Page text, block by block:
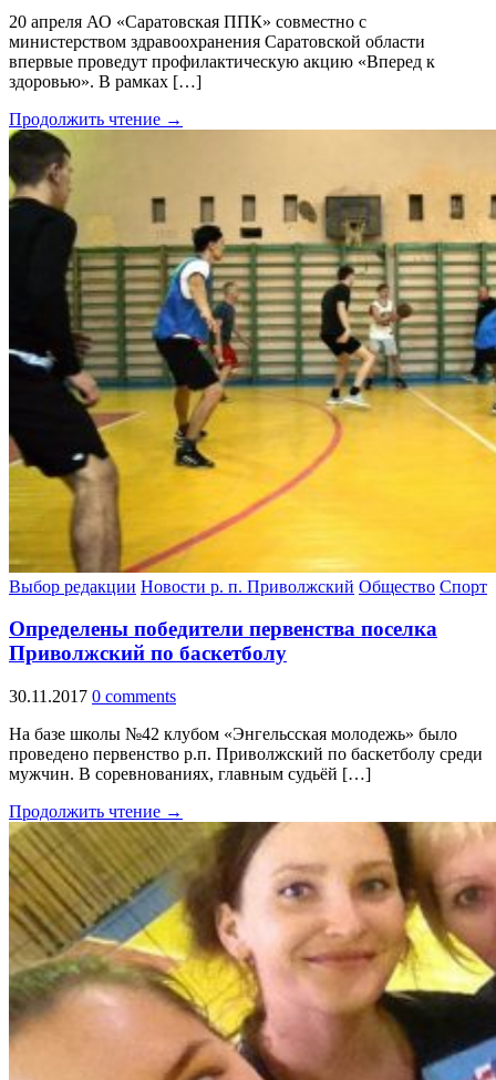
20 апреля АО «Саратовская ППК» совместно с
министерством здравоохранения Саратовской области
впервые проведут профилактическую акцию «Вперед к
здоровью». В рамках […]
Продолжить чтение →
Выбор редакции Новости р. п. Приволжский Общество Спорт
Определены победители первенства поселка
Приволжский по баскетболу
30.11.2017 0 comments
На базе школы №42 клубом «Энгельсская молодежь» было
проведено первенство р.п. Приволжский по баскетболу среди
мужчин. В соревнованиях, главным судьёй […]
Продолжить чтение →